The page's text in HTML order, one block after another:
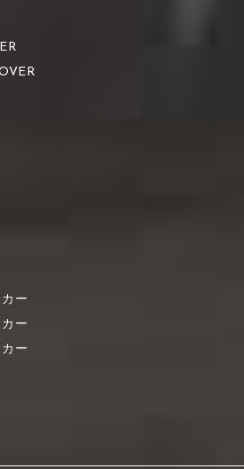
ー
ー
ー